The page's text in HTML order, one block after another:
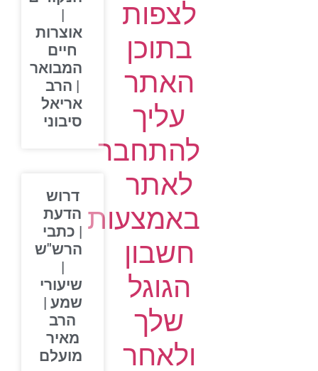
לצפות
בתוכן
האתר
עליך
להתחבר
לאתר
באמצעות
חשבון
הגוגל
שלך
ולאחר
אוצרות
חיים
המבואר
| הרב
אריאל
סיבוני
דרוש
הדעת
| כתבי
הרש"ש
שיעורי
שמע |
הרב
מאיר
מועלם